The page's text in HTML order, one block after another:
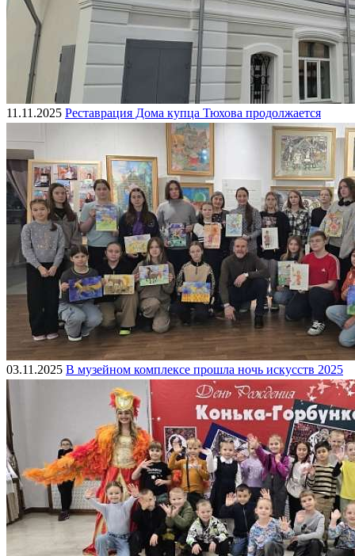
11.11.2025 Реставрация Дома купца Тюхова продолжается
03.11.2025 В музейном комплексе прошла ночь искусств 2025